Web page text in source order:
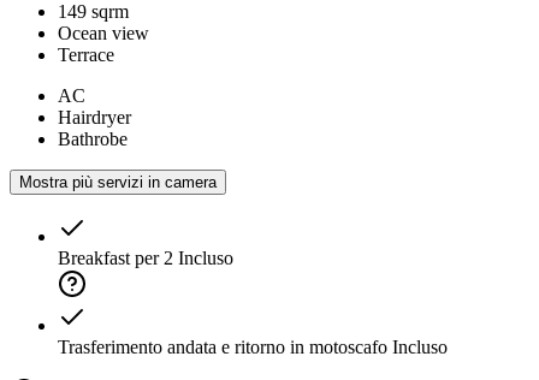
149 sqrm
Ocean view
Terrace
AC
Hairdryer
Bathrobe
Mostra più servizi in camera
Breakfast per 2 Incluso
Trasferimento andata e ritorno in motoscafo Incluso